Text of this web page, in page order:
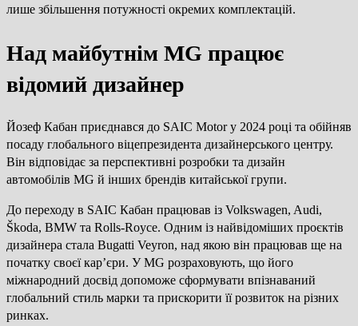
лише збільшення потужності окремих комплектацій.
Над майбутнім MG працює
відомий дизайнер
Йозеф Кабан приєднався до SAIC Motor у 2024 році та обійняв
посаду глобального віцепрезидента дизайнерського центру.
Він відповідає за перспективні розробки та дизайн
автомобілів MG й інших брендів китайської групи.
До переходу в SAIC Кабан працював із Volkswagen, Audi,
Škoda, BMW та Rolls-Royce. Одним із найвідоміших проєктів
дизайнера стала Bugatti Veyron, над якою він працював ще на
початку своєї кар’єри. У MG розраховують, що його
міжнародний досвід допоможе сформувати впізнаваний
глобальний стиль марки та прискорити її розвиток на різних
ринках.